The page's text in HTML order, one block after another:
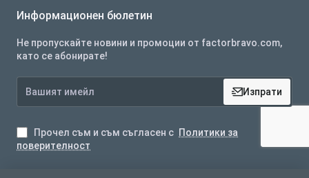
Информационен бюлетин
Не пропускайте новини и промоции от factorbravo.com,
като се абонирате!
Вашият
имейл
Изпрати
Прочел съм и съм съгласен с Политики за
поверителност